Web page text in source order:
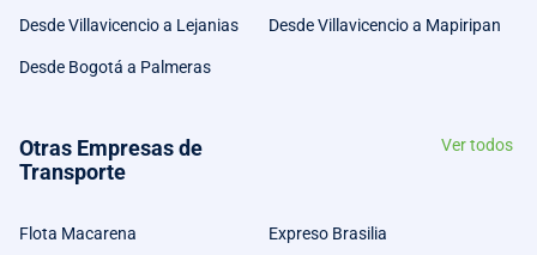
Desde Villavicencio a Lejanias Desde Villavicencio a Mapiripan
Desde Bogotá a Palmeras
Otras Empresas de
Transporte
Ver todos
Flota Macarena Expreso Brasilia